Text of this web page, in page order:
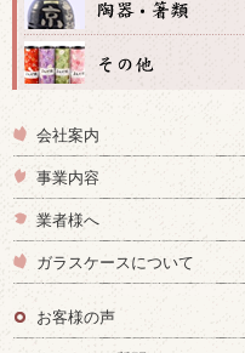
会社案内
事業内容
業者様へ
ガラスケースについて
お客様の声